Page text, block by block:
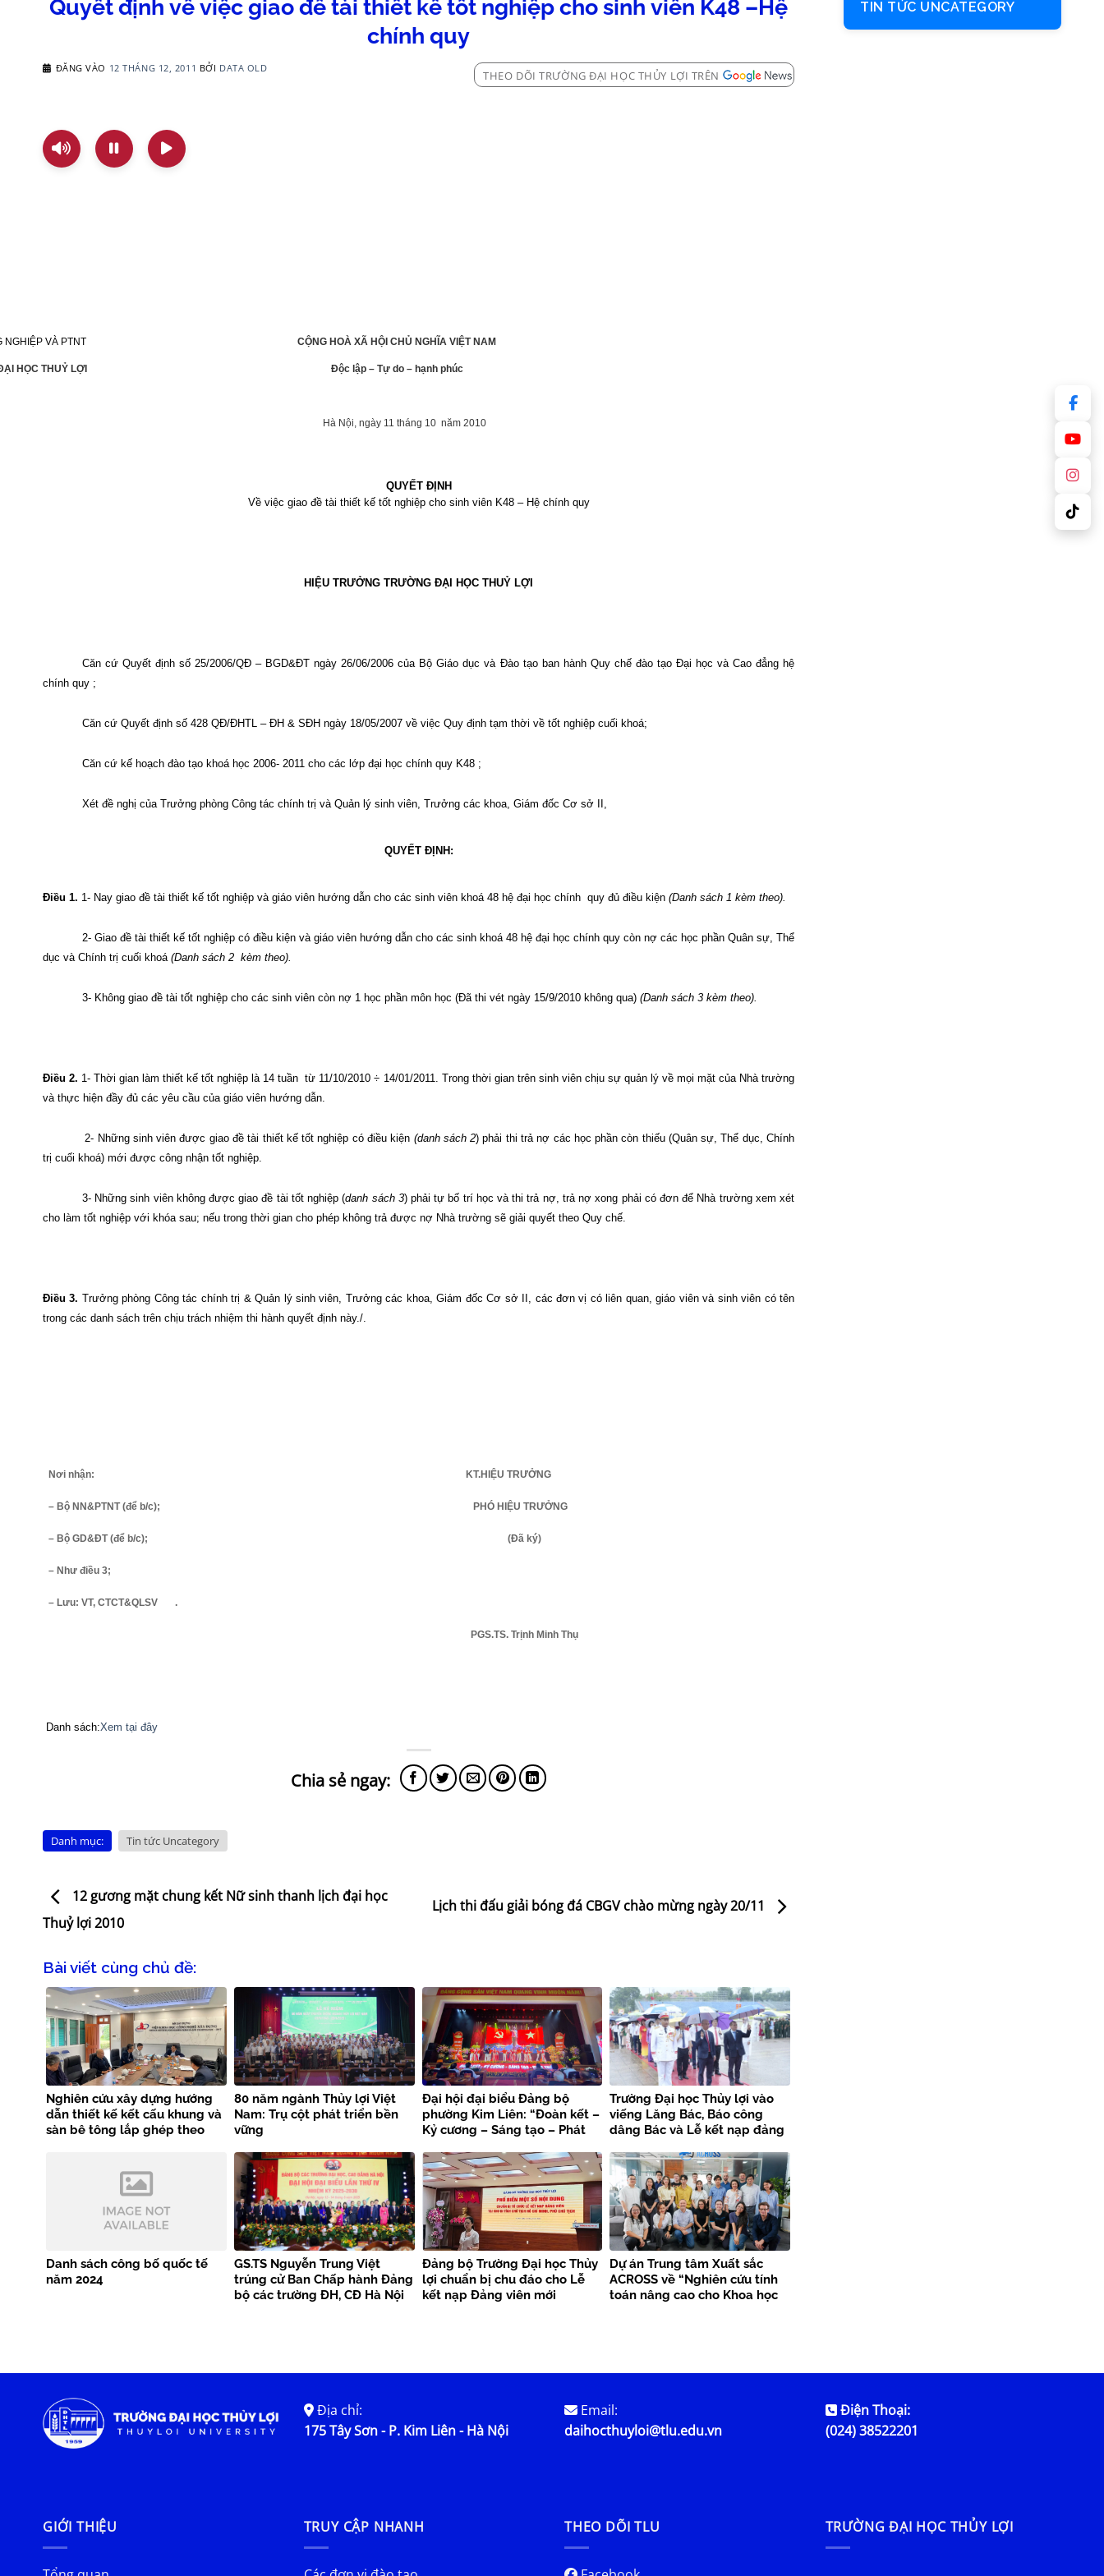
Quyết định về việc giao đề tài thiết kế tốt nghiệp cho sinh viên K48 –Hệ
chính quy
ĐĂNG VÀO 12 THÁNG 12, 2011 BỞI DATA OLD
THEO DÕI TRƯỜNG ĐẠI HỌC THỦY LỢI TRÊN
NGHIỆP VÀ PTNT
HỌC THUỶ LỢI
CỘNG HOÀ XÃ HỘI CHỦ NGHĨA VIỆT NAM
Độc lập – Tự do – hạnh phúc
Hà Nội, ngày 11 tháng 10 năm 2010
QUYẾT ĐỊNH
Về việc giao đề tài thiết kế tốt nghiệp cho sinh viên K48 – Hệ chính quy
HIỆU TRƯỞNG TRƯỜNG ĐẠI HỌC THUỶ LỢI
Căn cứ Quyết định số 25/2006/QĐ – BGD&ĐT ngày 26/06/2006 của Bộ Giáo dục và Đào tạo ban hành Quy chế đào tạo Đại học và Cao đẳng hệ
chính quy ;
Căn cứ Quyết định số 428 QĐ/ĐHTL – ĐH & SĐH ngày 18/05/2007 về việc Quy định tạm thời về tốt nghiệp cuối khoá;
Căn cứ kế hoạch đào tạo khoá học 2006- 2011 cho các lớp đại học chính quy K48 ;
Xét đề nghị của Trưởng phòng Công tác chính trị và Quản lý sinh viên, Trưởng các khoa, Giám đốc Cơ sở II,
QUYẾT ĐỊNH:
Điều 1. 1- Nay giao đề tài thiết kế tốt nghiệp và giáo viên hướng dẫn cho các sinh viên khoá 48 hệ đại học chính quy đủ điều kiện (Danh sách 1 kèm theo).
2- Giao đề tài thiết kế tốt nghiệp có điều kiện và giáo viên hướng dẫn cho các sinh khoá 48 hệ đại học chính quy còn nợ các học phần Quân sự, Thể
dục và Chính trị cuối khoá (Danh sách 2 kèm theo).
3- Không giao đề tài tốt nghiệp cho các sinh viên còn nợ 1 học phần môn học (Đã thi vét ngày 15/9/2010 không qua) (Danh sách 3 kèm theo).
Điều 2. 1- Thời gian làm thiết kế tốt nghiệp là 14 tuần từ 11/10/2010 ÷ 14/01/2011. Trong thời gian trên sinh viên chịu sự quản lý về mọi mặt của Nhà trường
và thực hiện đầy đủ các yêu cầu của giáo viên hướng dẫn.
2- Những sinh viên được giao đề tài thiết kế tốt nghiệp có điều kiện (danh sách 2) phải thi trả nợ các học phần còn thiếu (Quân sự, Thể dục, Chính
trị cuối khoá) mới được công nhận tốt nghiệp.
3- Những sinh viên không được giao đề tài tốt nghiệp (danh sách 3) phải tự bố trí học và thi trả nợ, trả nợ xong phải có đơn để Nhà trường xem xét
cho làm tốt nghiệp với khóa sau; nếu trong thời gian cho phép không trả được nợ Nhà trường sẽ giải quyết theo Quy chế.
Điều 3. Trưởng phòng Công tác chính trị & Quản lý sinh viên, Trưởng các khoa, Giám đốc Cơ sở II, các đơn vị có liên quan, giáo viên và sinh viên có tên
trong các danh sách trên chịu trách nhiệm thi hành quyết định này./.
Nơi nhận:
– Bộ NN&PTNT (để b/c);
– Bộ GD&ĐT (để b/c);
– Như điều 3;
– Lưu: VT, CTCT&QLSV .
KT.HIỆU TRƯỞNG
PHÓ HIỆU TRƯỞNG
(Đã ký)
PGS.TS. Trịnh Minh Thụ
Danh sách:Xem tại đây
Danh mục: Tin tức Uncategory
12 gương mặt chung kết Nữ sinh thanh lịch đại học
Thuỷ lợi 2010
Lịch thi đấu giải bóng đá CBGV chào mừng ngày 20/11
Bài viết cùng chủ đề:
Nghiên cứu xây dựng hướng
dẫn thiết kế kết cấu khung và
sàn bê tông lắp ghép theo
80 năm ngành Thủy lợi Việt
Nam: Trụ cột phát triển bền
vững
Đại hội đại biểu Đảng bộ
phường Kim Liên: “Đoàn kết –
Kỷ cương – Sáng tạo – Phát
Trường Đại học Thủy lợi vào
viếng Lăng Bác, Báo công
dâng Bác và Lễ kết nạp đảng
kiện trọng đại
Danh sách công bố quốc tế
năm 2024
GS.TS Nguyễn Trung Việt
trúng cử Ban Chấp hành Đảng
bộ các trường ĐH, CĐ Hà Nội
Đảng bộ Trường Đại học Thủy
lợi chuẩn bị chu đáo cho Lễ
kết nạp Đảng viên mới
Dự án Trung tâm Xuất sắc
ACROSS về “Nghiên cứu tính
toán nâng cao cho Khoa học
TIN TỨC UNCATEGORY
Địa chỉ:
175 Tây Sơn - P. Kim Liên - Hà Nội
Email:
daihocthuyloi@tlu.edu.vn
Điện Thoại:
(024) 38522201
GIỚI THIỆU TRUY CẬP NHANH THEO DÕI TLU TRƯỜNG ĐẠI HỌC THỦY LỢI